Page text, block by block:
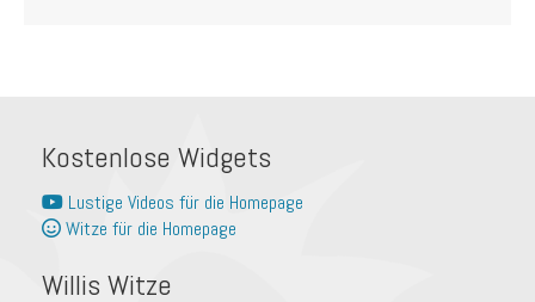
Kostenlose Widgets
Lustige Videos für die Homepage
Witze für die Homepage
Willis Witze